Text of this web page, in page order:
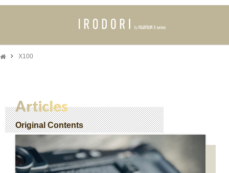
X100
Articles
Original Contents